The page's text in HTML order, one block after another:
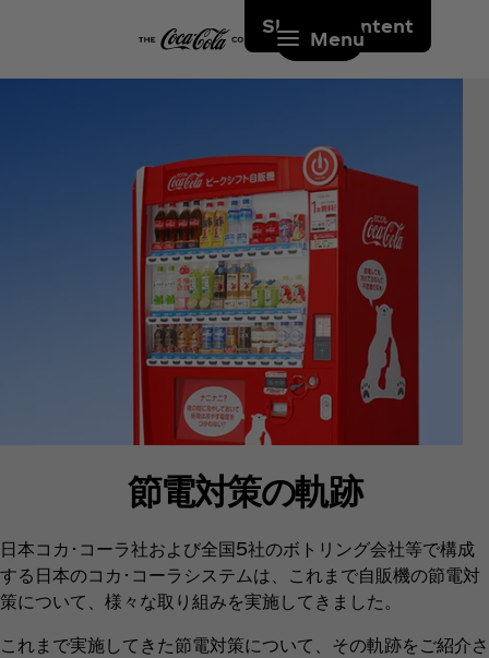
Skip to content
Menu
節電対策の軌跡
日本コカ･コーラ社および全国5社のボトリング会社等で構成
する日本のコカ･コーラシステムは、これまで自販機の節電対
策について、様々な取り組みを実施してきました。
これまで実施してきた節電対策について、その軌跡をご紹介さ